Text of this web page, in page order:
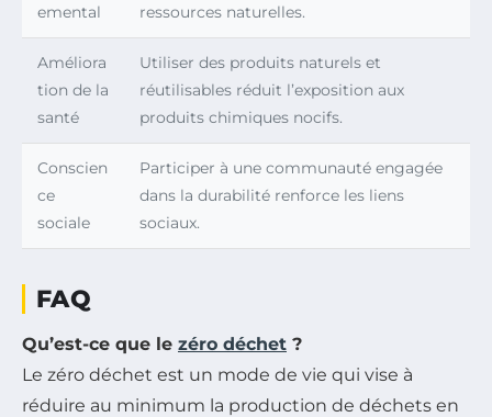
emental
ressources naturelles.
Améliora
tion de la
santé
Utiliser des produits naturels et
réutilisables réduit l’exposition aux
produits chimiques nocifs.
Conscien
ce
sociale
Participer à une communauté engagée
dans la durabilité renforce les liens
sociaux.
FAQ
Qu’est-ce que le zéro déchet ?
Le zéro déchet est un mode de vie qui vise à
réduire au minimum la production de déchets en